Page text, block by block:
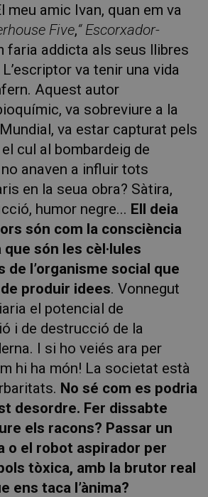
meu amic Ivan, quan em va
Five,“ Escorxador-
faria addicta als seus llibres
va tenir una vida
Aquest autor
va sobreviure a la
va estar capturat pels
cul al bombardeig de
anaven a influir tots
en la seua obra? Sàtira,
humor negre... Ell deia
són com la consciència
són les cèl·lules
de l’organisme social que
produir idees. Vonnegut
el potencial de
i de destrucció de la
I si ho veiés ara per
hi ha món! La societat està
No sé com es podria
desordre. Fer dissabte
els racons? Passar un
o el robot aspirador per
tòxica, amb la brutor real
ens taca l’ànima?